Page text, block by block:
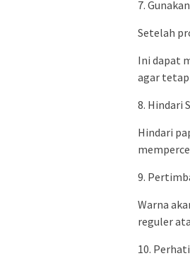
7.
Setelah
Ini dapat
agar
8. Hindari
Hindari
9.
Warna
reguler
10.